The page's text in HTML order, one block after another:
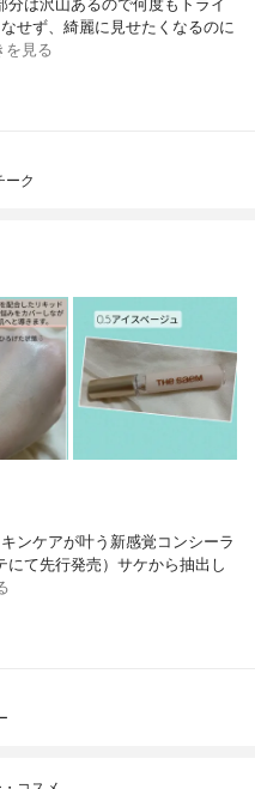
は沢山あるので何度もトライ
せず、綺麗に見せたくなるのに
を見る
ーク
ンケアが叶う新感覚コンシーラ
て先行発売）サケから抽出し